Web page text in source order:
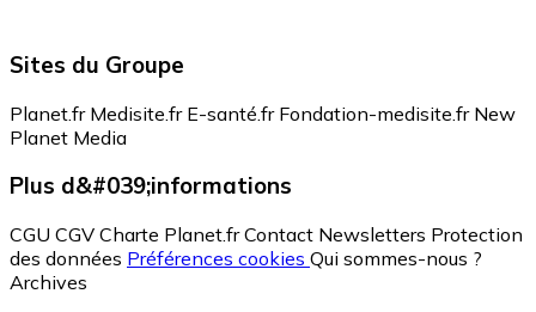
Sites du Groupe
Planet.fr Medisite.fr E-santé.fr Fondation-medisite.fr New
Planet Media
Plus d&#039;informations
CGU CGV Charte Planet.fr Contact Newsletters Protection
des données Préférences cookies Qui sommes-nous ?
Archives